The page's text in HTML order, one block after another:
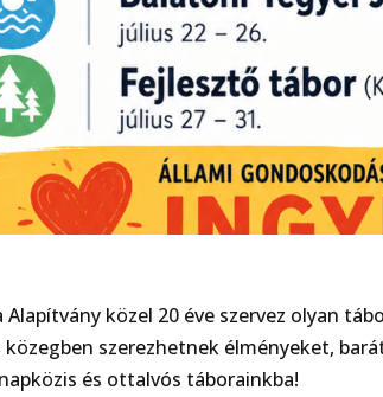
Alapítvány közel 20 éve szervez olyan
szerezhetnek élményeket,
és ottalvós táborainkba!